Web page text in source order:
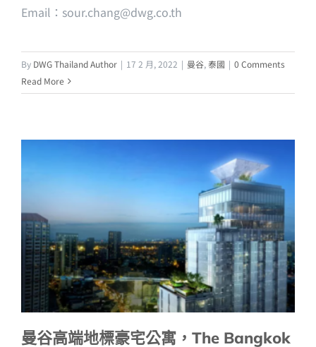
Email： sour.chang@dwg.co.th
By DWG Thailand Author | 17 2 月, 2022 | 曼谷, 泰國 | 0 Comments
Read More
曼谷高端地標豪宅公寓，The Bangkok